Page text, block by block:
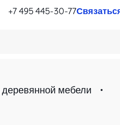
+7 495 445-30-77
мебели